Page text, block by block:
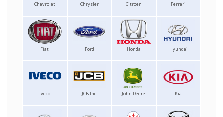
Chevrolet Chrysler Citroen Ferrari
Fiat Ford Honda Hyundai
Iveco JCB Inc. John Deere Kia